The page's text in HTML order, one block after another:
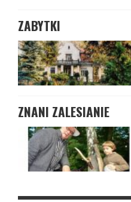
ZABYTKI
ZNANI ZALESIANIE